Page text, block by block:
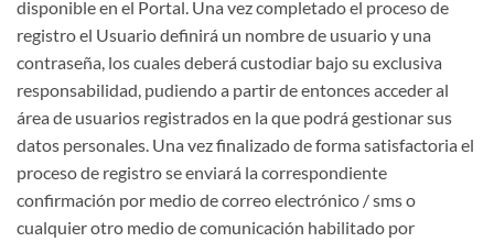
disponible en el Portal. Una vez completado el proceso de
registro el Usuario definirá un nombre de usuario y una
contraseña, los cuales deberá custodiar bajo su exclusiva
responsabilidad, pudiendo a partir de entonces acceder al
área de usuarios registrados en la que podrá gestionar sus
datos personales. Una vez finalizado de forma satisfactoria el
proceso de registro se enviará la correspondiente
confirmación por medio de correo electrónico / sms o
cualquier otro medio de comunicación habilitado por